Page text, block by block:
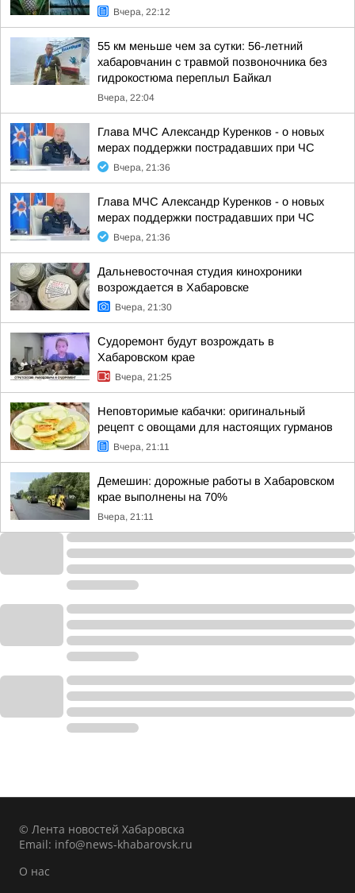
Вчера, 22:12
55 км меньше чем за сутки: 56-летний
хабаровчанин с травмой позвоночника без
гидрокостюма переплыл Байкал
Вчера, 22:04
Глава МЧС Александр Куренков - о новых
мерах поддержки пострадавших при ЧС
Вчера, 21:36
Глава МЧС Александр Куренков - о новых
мерах поддержки пострадавших при ЧС
Вчера, 21:36
Дальневосточная студия кинохроники
возрождается в Хабаровске
Вчера, 21:30
Судоремонт будут возрождать в
Хабаровском крае
Вчера, 21:25
Неповторимые кабачки: оригинальный
рецепт с овощами для настоящих гурманов
Вчера, 21:11
Демешин: дорожные работы в Хабаровском
крае выполнены на 70%
Вчера, 21:11
© Лента новостей Хабаровска
Email: info@news-khabarovsk.ru
О нас